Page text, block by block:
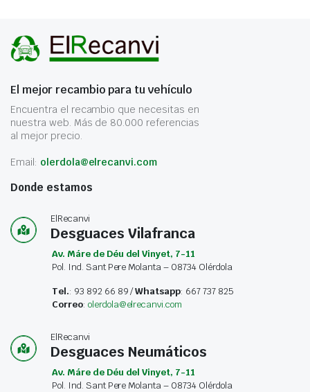
El mejor recambio para tu vehículo
Encuentra el recambio que necesitas en
nuestra web. Más de 80.000 referencias
al mejor precio.
Email: olerdola@elrecanvi.com
Donde estamos
ElRecanvi
Desguaces Vilafranca
Av. Máre de Déu del Vinyet, 7-11
Pol. Ind. Sant Pere Molanta – 08734 Olérdola
Tel.: 93 892 66 89 /Whatsapp: 667 737 825
Correo: olerdola@elrecanvi.com
ElRecanvi
Desguaces Neumáticos
Av. Máre de Déu del Vinyet, 7-11
Pol. Ind. Sant Pere Molanta – 08734 Olérdola